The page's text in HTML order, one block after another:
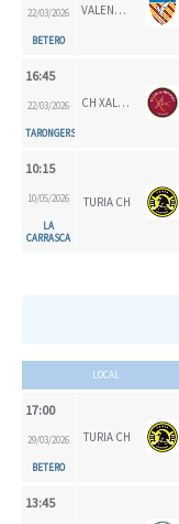
22/03/2026
BETERO
VALENCIA CH 1924
16:45
22/03/2026
TARONGERS
CH XALOC 1993
10:15
10/05/2026
LA
CARRASCA
TURIA CH
LOCAL
17:00
29/03/2026
BETERO
TURIA CH
13:45